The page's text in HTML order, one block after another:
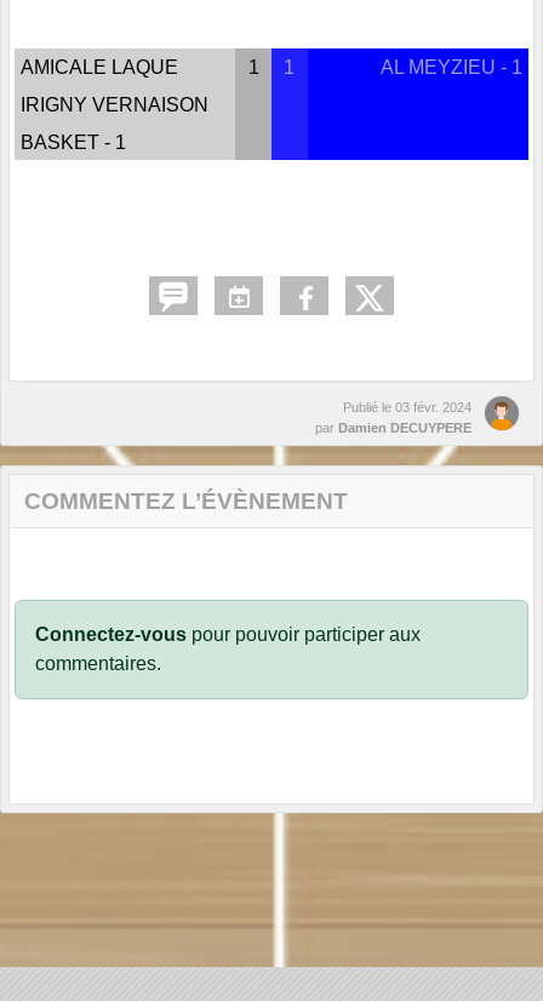
AMICALE LAQUE
IRIGNY VERNAISON
BASKET - 1
1 1 AL MEYZIEU - 1
Publié le 03 févr. 2024
par Damien DECUYPERE
COMMENTEZ L’ÉVÈNEMENT
Connectez-vous pour pouvoir participer aux
commentaires.